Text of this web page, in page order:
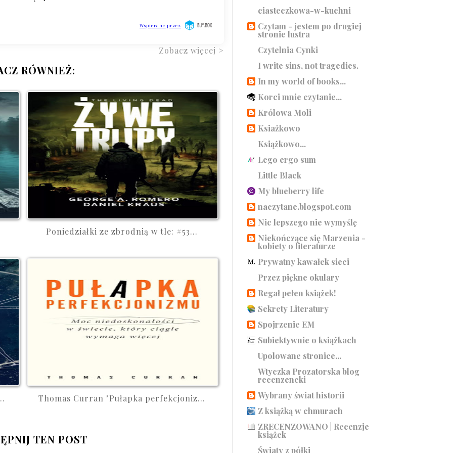
Zobacz więcej >
RÓWNIEŻ:
Poniedziałki ze zbrodnią w tle: #53...
Thomas Curran "Pułapka perfekcjoniz...
TEN POST
ciasteczkowa-w-kuchni
Czytam - jestem po drugiej
stronie lustra
Czytelnia Cynki
I write sins, not tragedies.
In my world of books...
Korci mnie czytanie...
Królowa Moli
Ksiażkowo
Książkowo...
Lego ergo sum
Little Black
My blueberry life
naczytane.blogspot.com
Nic lepszego nie wymyślę
Niekończące się Marzenia -
kobiety o literaturze
Prywatny kawałek sieci
Przez piękne okulary
Regał pełen książek!
Sekrety Literatury
Spojrzenie EM
Subiektywnie o książkach
Upolowane stronice...
Wtyczka Prozatorska blog
recenzencki
Wybrany świat historii
Z książką w chmurach
ZRECENZOWANO | Recenzje
książek
Światy z półki